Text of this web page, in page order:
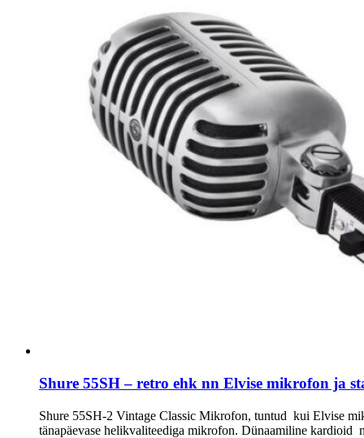
Shure 55SH – retro ehk nn Elvise mikrofon ja
Shure 55SH-2 Vintage Classic Mikrofon, tuntud kui Elvise
tänapäevase helikvaliteediga mikrofon. Dünaamiline